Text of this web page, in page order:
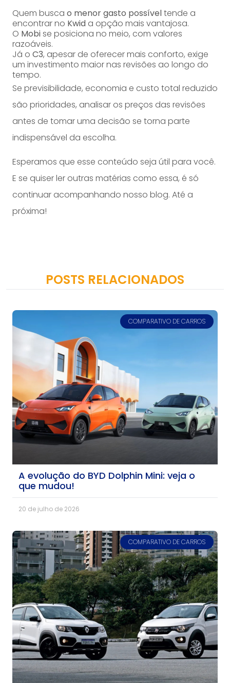
Quem busca o menor gasto possíveltende a
encontrar no Kwid a opção mais vantajosa.
O Mobise posiciona no meio, com valores
razoáveis.
Já o C3, apesar de oferecer mais conforto, exige
um investimento maior nas revisões ao longo do
tempo.
Se previsibilidade, economia e custo total reduzido
são prioridades, analisar os preços das revisões
antes de tomar uma decisão se torna parte
indispensável da escolha.
Esperamos que esse conteúdo seja útil para você.
E se quiser ler outras matérias como essa, é só
continuar acompanhando nosso blog. Até a
próxima!
POSTS RELACIONADOS
COMPARATIVO DE CARROS
A evolução do BYD Dolphin Mini: veja o
que mudou!
20 de julho de 2026
COMPARATIVO DE CARROS